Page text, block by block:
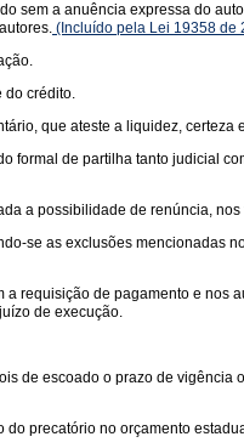
sem a anuência expressa do
(Incluído pela Lei 19358 de
do crédito.
que ateste a liquidez, certeza
formal de partilha tanto judicial
a possibilidade de renúncia, nos
se as exclusões mencionadas
requisição de pagamento e nos
de execução.
de escoado o prazo de vigência
precatório no orçamento